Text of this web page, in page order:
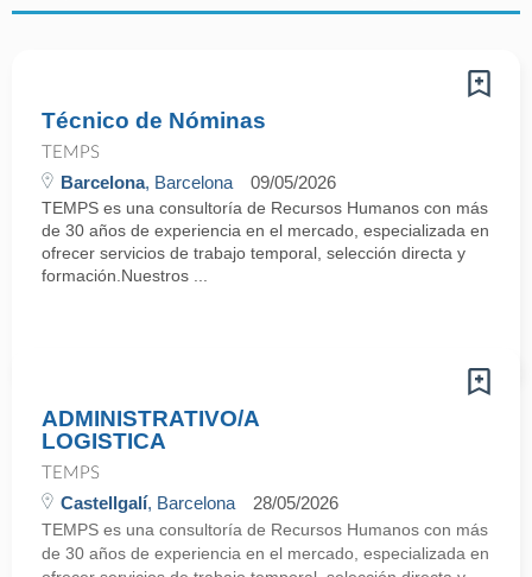
Técnico de Nóminas
TEMPS
Barcelona, Barcelona 09/05/2026
TEMPS es una consultoría de Recursos Humanos con más
de 30 años de experiencia en el mercado, especializada en
ofrecer servicios de trabajo temporal, selección directa y
formación.Nuestros ...
ADMINISTRATIVO/A
LOGISTICA
TEMPS
Castellgalí, Barcelona 28/05/2026
TEMPS es una consultoría de Recursos Humanos con más
de 30 años de experiencia en el mercado, especializada en